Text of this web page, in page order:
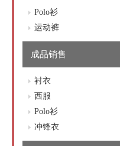
Polo衫
运动裤
成品销售
衬衣
西服
Polo衫
冲锋衣